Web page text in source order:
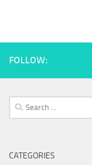
FOLLOW:
Search
for:
CATEGORIES